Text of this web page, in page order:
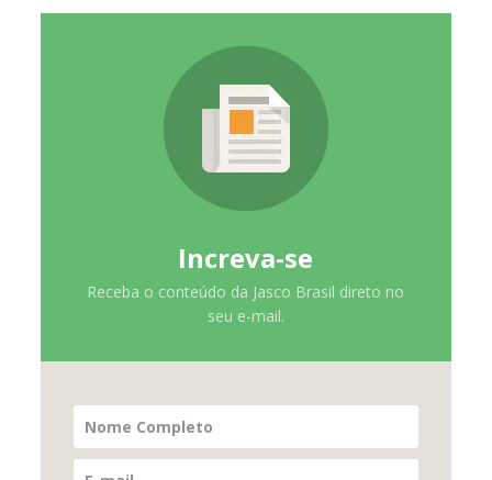
Increva-se
Receba o conteúdo da Jasco Brasil direto no
seu e-mail.